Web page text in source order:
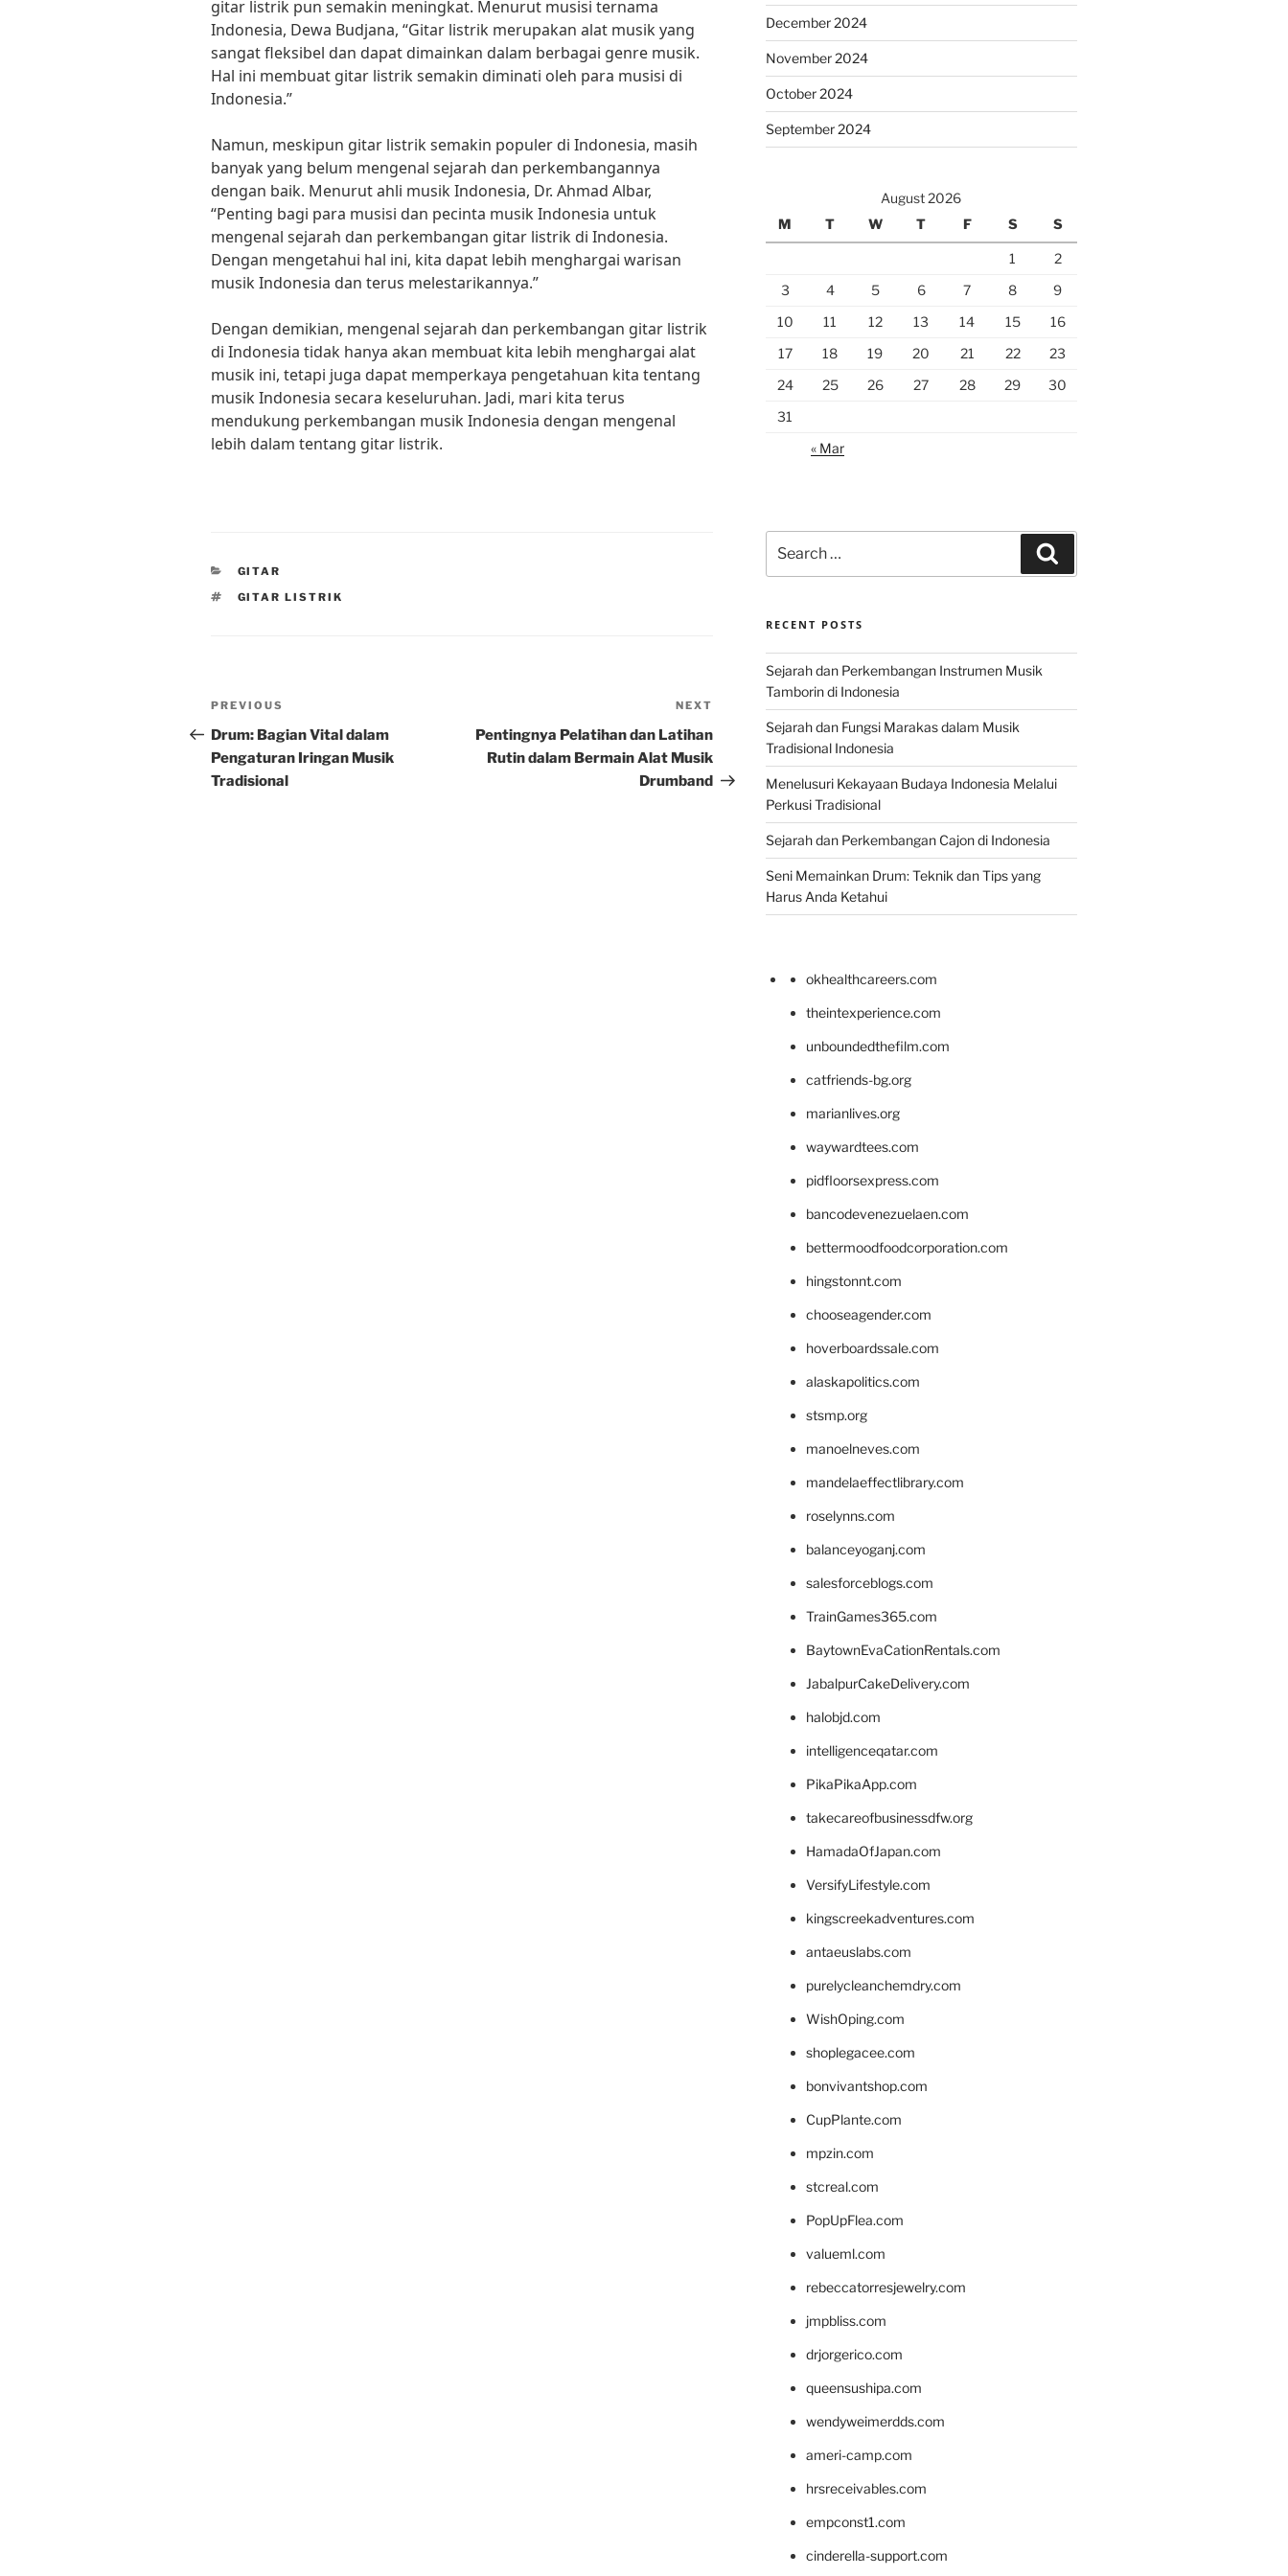
gitar listrik pun semakin meningkat. Menurut musisi ternama
Indonesia, Dewa Budjana, “Gitar listrik merupakan alat musik yang
sangat fleksibel dan dapat dimainkan dalam berbagai genre musik.
Hal ini membuat gitar listrik semakin diminati oleh para musisi di
Indonesia.”
Namun, meskipun gitar listrik semakin populer di Indonesia, masih
banyak yang belum mengenal sejarah dan perkembangannya
dengan baik. Menurut ahli musik Indonesia, Dr. Ahmad Albar,
“Penting bagi para musisi dan pecinta musik Indonesia untuk
mengenal sejarah dan perkembangan gitar listrik di Indonesia.
Dengan mengetahui hal ini, kita dapat lebih menghargai warisan
musik Indonesia dan terus melestarikannya.”
Dengan demikian, mengenal sejarah dan perkembangan gitar listrik
di Indonesia tidak hanya akan membuat kita lebih menghargai alat
musik ini, tetapi juga dapat memperkaya pengetahuan kita tentang
musik Indonesia secara keseluruhan. Jadi, mari kita terus
mendukung perkembangan musik Indonesia dengan mengenal
lebih dalam tentang gitar listrik.
CATEGORIES
GITAR
TAGS
GITAR LISTRIK
Post
navigation
Previous
Post
PREVIOUS
Drum: Bagian Vital dalam
Pengaturan Iringan Musik
Tradisional
Post
NEXT
Pentingnya Pelatihan dan Latihan
Rutin dalam Bermain Alat Musik
Drumband
December 2024
November 2024
October 2024
September 2024
August 2026
M
T W T F S S
1
2
3
4 5 6 7 8
9
10
11 12 13 14 15
16
17
18 19 20 21 22
23
24
25 26 27 28 29
30
31
« Mar
for:
RECENT POSTS
Sejarah dan Perkembangan Instrumen Musik
Tamborin di Indonesia
Sejarah dan Fungsi Marakas dalam Musik
Tradisional Indonesia
Menelusuri Kekayaan Budaya Indonesia Melalui
Perkusi Tradisional
Sejarah dan Perkembangan Cajon di Indonesia
Seni Memainkan Drum: Teknik dan Tips yang
Harus Anda Ketahui
okhealthcareers.com
theintexperience.com
unboundedthefilm.com
catfriends-bg.org
marianlives.org
waywardtees.com
pidfloorsexpress.com
bancodevenezuelaen.com
bettermoodfoodcorporation.com
hingstonnt.com
chooseagender.com
hoverboardssale.com
alaskapolitics.com
stsmp.org
manoelneves.com
mandelaeffectlibrary.com
roselynns.com
balanceyoganj.com
salesforceblogs.com
TrainGames365.com
BaytownEvaCationRentals.com
JabalpurCakeDelivery.com
halobjd.com
intelligenceqatar.com
PikaPikaApp.com
takecareofbusinessdfw.org
HamadaOfJapan.com
VersifyLifestyle.com
kingscreekadventures.com
antaeuslabs.com
purelycleanchemdry.com
WishOping.com
shoplegacee.com
bonvivantshop.com
CupPlante.com
mpzin.com
stcreal.com
PopUpFlea.com
valueml.com
rebeccatorresjewelry.com
jmpbliss.com
drjorgerico.com
queensushipa.com
wendyweimerdds.com
ameri-camp.com
hrsreceivables.com
empconst1.com
cinderella-support.com